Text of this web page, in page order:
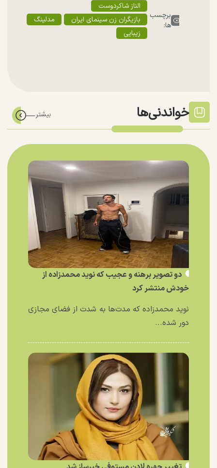
برچسب
ها:
الناز شاکردوست
بازیگران زن سینمای ایران
مدلینگ
زیبایی
خواندنی‌ها
دو تصویر برهنه و عجیب که نوید محمدزاده از
خودش منتشر کرد
نوید محمدزاده که مدت‌ها به شدت از فضای مجازی
دور شده...